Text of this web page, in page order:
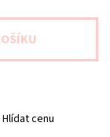
Hlídat cenu